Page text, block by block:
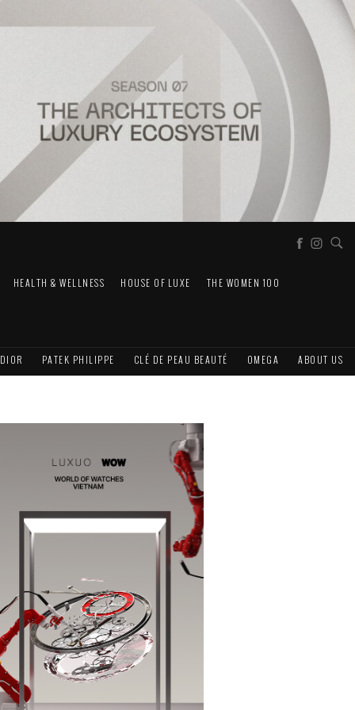
HEALTH & WELLNESS HOUSE OF LUXE THE WOMEN 100
DIOR PATEK PHILIPPE CLÉ DE PEAU BEAUTÉ OMEGA ABOUT US